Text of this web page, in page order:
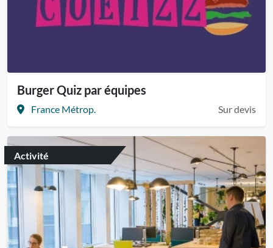
Burger Quiz par équipes
France Métrop. Sur devis
Activité